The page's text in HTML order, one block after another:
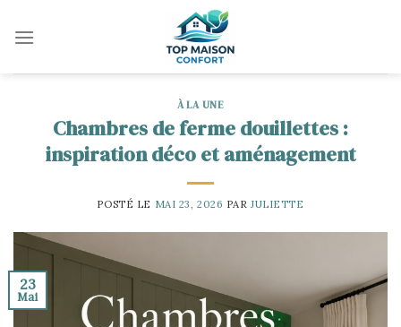
À LA UNE
Chambres de ferme douillettes :
inspiration déco et aménagement
POSTÉ LE MAI 23, 2026 PARJULIETTE
23
Mai